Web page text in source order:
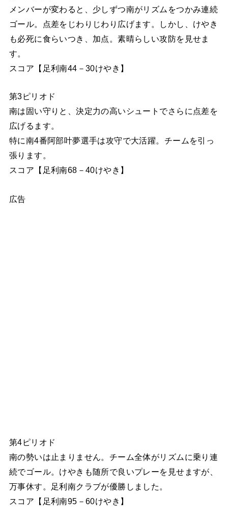
メンバーが変わると、少しずつ南がリズムをつかみ連続
ゴール。点差をじわりじわり広げます。しかし、けやき
も必死に食らいつき、加点。素晴らしい攻防を見せま
す。
スコア【足利南44－30けやき】
第3ピリオド
南は固い守りと、決定力の高いシュートでさらに点差を
広げるます。
特に南4番阿部叶夢選手は攻守で大活躍。チームを引っ
張ります。
スコア【足利南68－40けやき】
広告
第4ピリオド
南の勢いは止まりません。チーム全体がリズムに乗り連
続でゴール。けやきも随所で良いプレーを見せますが、
万事休す。足利南クラブが優勝しました。
スコア【足利南95－60けやき】